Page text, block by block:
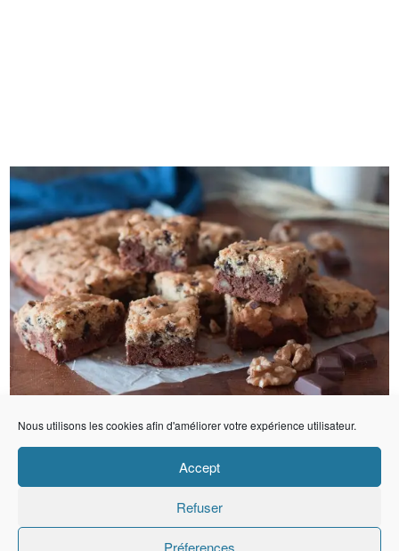
Nous utilisons les cookies afin d'améliorer votre expérience utilisateur.
Accept
Refuser
Préferences